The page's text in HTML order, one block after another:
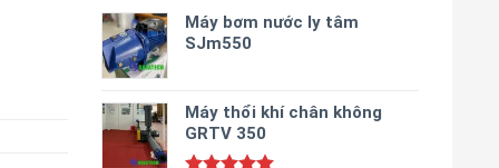
Máy bơm nước ly tâm
SJm550
Máy thổi khí chân không
GRTV 350